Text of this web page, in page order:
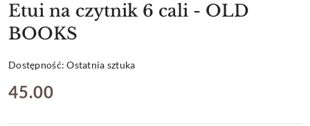
Etui na czytnik 6 cali - OLD
BOOKS
Dostępność:Ostatnia sztuka
cena:
45.00